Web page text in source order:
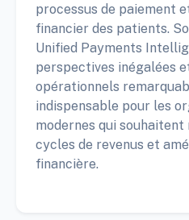
processus de paiement
financier des patients.
Unified Payments
perspectives inégalées
opérationnels
indispensable pour les
modernes qui
cycles de revenus et
financière.